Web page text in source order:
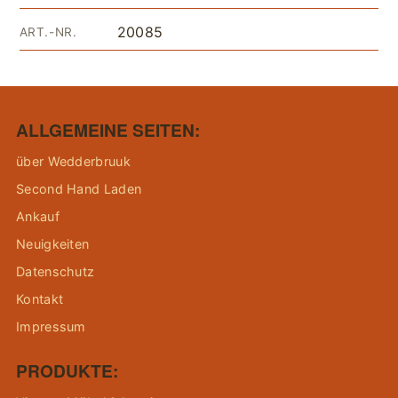
ART.-NR. 20085
ALLGEMEINE SEITEN:
über Wedderbruuk
Second Hand Laden
Ankauf
Neuigkeiten
Datenschutz
Kontakt
Impressum
PRODUKTE: